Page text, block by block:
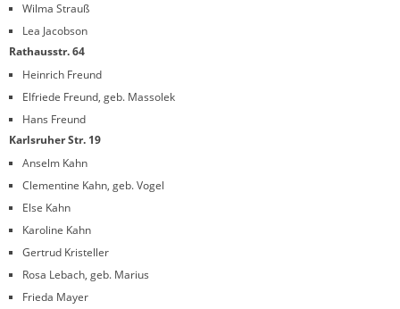
Wilma Strauß
Lea Jacobson
Rathausstr. 64
Heinrich Freund
Elfriede Freund, geb. Massolek
Hans Freund
Karlsruher Str. 19
Anselm Kahn
Clementine Kahn, geb. Vogel
Else Kahn
Karoline Kahn
Gertrud Kristeller
Rosa Lebach, geb. Marius
Frieda Mayer